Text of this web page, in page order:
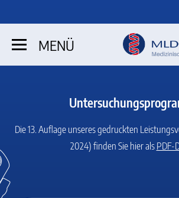
MENÜ
Die 13. Auflage unseres gedruckten
2024) finden Sie hier als PDF-